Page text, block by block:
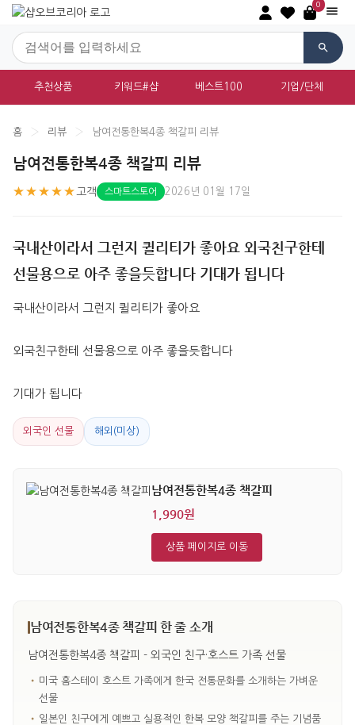
0
추천상품 키워드#샵 베스트100 기업/단체
홈 › 리뷰 › 남여전통한복4종 책갈피 리뷰
남여전통한복4종 책갈피 리뷰
★★★★★ 고객 스마트스토어 2026년 01월 17일
국내산이라서 그런지 퀼리티가 좋아요 외국친구한테
선물용으로 아주 좋을듯합니다 기대가 됩니다
국내산이라서 그런지 퀼리티가 좋아요
외국친구한테 선물용으로 아주 좋을듯합니다
기대가 됩니다
외국인 선물 해외(미상)
남여전통한복4종 책갈피
1,990원
상품 페이지로 이동
남여전통한복4종 책갈피 한 줄 소개
남여전통한복4종 책갈피 - 외국인 친구·호스트 가족 선물
• 미국 홈스테이 호스트 가족에게 한국 전통문화를 소개하는 가벼운
선물
• 일본인 친구에게 예쁘고 실용적인 한복 모양 책갈피를 주는 기념품